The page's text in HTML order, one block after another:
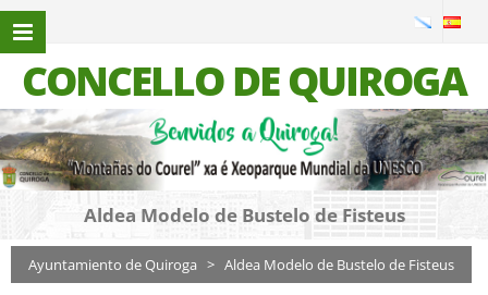
CONCELLO DE QUIROGA
Aldea Modelo de Bustelo de Fisteus
Ayuntamiento de Quiroga > Aldea Modelo de Bustelo de Fisteus